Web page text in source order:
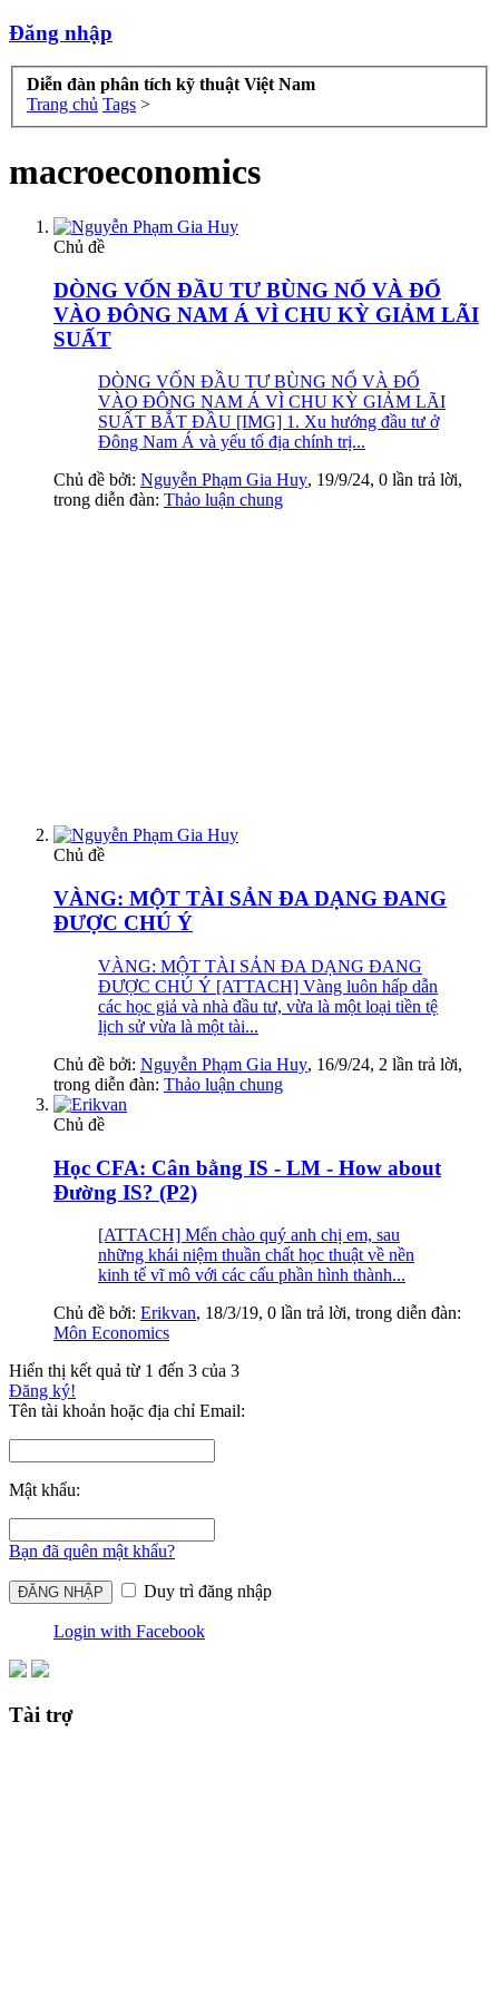
Đăng nhập
Diễn đàn phân tích kỹ thuật Việt Nam
Trang chủ Tags >
macroeconomics
Chủ đề
DÒNG VỐN ĐẦU TƯ BÙNG NỔ VÀ ĐỔ
VÀO ĐÔNG NAM Á VÌ CHU KỲ GIẢM LÃI
SUẤT
DÒNG VỐN ĐẦU TƯ BÙNG NỔ VÀ ĐỔ
VÀO ĐÔNG NAM Á VÌ CHU KỲ GIẢM LÃI
SUẤT BẮT ĐẦU [IMG] 1. Xu hướng đầu tư ở
Đông Nam Á và yếu tố địa chính trị...
Chủ đề bởi: Nguyễn Phạm Gia Huy, 19/9/24, 0 lần trả lời,
trong diễn đàn: Thảo luận chung
Chủ đề
VÀNG: MỘT TÀI SẢN ĐA DẠNG ĐANG
ĐƯỢC CHÚ Ý
VÀNG: MỘT TÀI SẢN ĐA DẠNG ĐANG
ĐƯỢC CHÚ Ý [ATTACH] Vàng luôn hấp dẫn
các học giả và nhà đầu tư, vừa là một loại tiền tệ
lịch sử vừa là một tài...
Chủ đề bởi: Nguyễn Phạm Gia Huy, 16/9/24, 2 lần trả lời,
trong diễn đàn: Thảo luận chung
Chủ đề
Học CFA: Cân bằng IS - LM - How about
Đường IS? (P2)
[ATTACH] Mến chào quý anh chị em, sau
những khái niệm thuần chất học thuật về nền
kinh tế vĩ mô với các cấu phần hình thành...
Chủ đề bởi: Erikvan, 18/3/19, 0 lần trả lời, trong diễn đàn:
Môn Economics
Hiển thị kết quả từ 1 đến 3 của 3
Đăng ký!
Tên tài khoản hoặc địa chỉ Email:
Mật khẩu:
Bạn đã quên mật khẩu?
Duy trì đăng nhập
Login with Facebook
Tài trợ